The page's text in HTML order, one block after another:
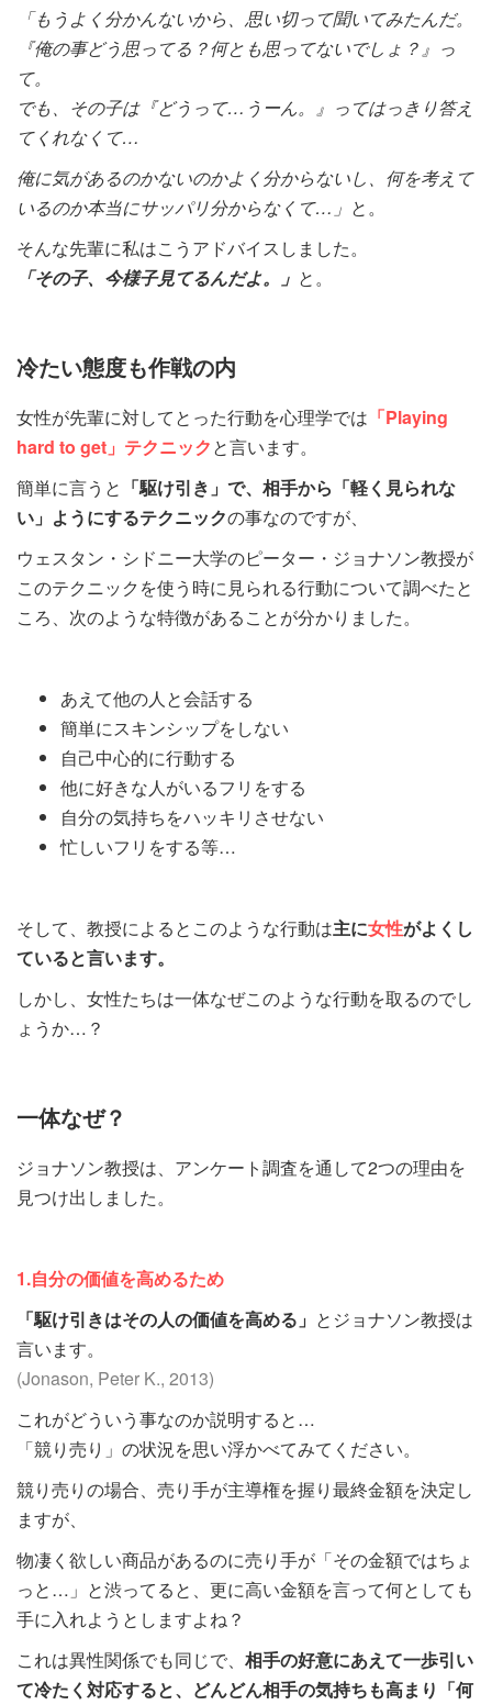
「もうよく分かんないから、思い切って聞いてみたんだ。
『俺の事どう思ってる？何とも思ってないでしょ？』っ
て。
でも、その子は『どうって…うーん。』ってはっきり答え
てくれなくて…
俺に気があるのかないのかよく分からないし、何を考えて
いるのか本当にサッパリ分からなくて…」 と。
そんな先輩に私はこうアドバイスしました。
「その子、今様子見てるんだよ。」 と。
冷たい態度も作戦の内
女性が先輩に対してとった行動を心理学では 「Playing
hard to get」テクニックと言います。
簡単に言うと 「駆け引き」で、相手から「軽く見られな
い」ようにするテクニックの事なのですが、
ウェスタン・シドニー大学のピーター・ジョナソン教授が
このテクニックを使う時に見られる行動について調べたと
ころ、次のような特徴があることが分かりました。
あえて他の人と会話する
簡単にスキンシップをしない
自己中心的に行動する
他に好きな人がいるフリをする
自分の気持ちをハッキリさせない
忙しいフリをする等…
そして、教授によるとこのような行動は主に女性がよくし
ていると言います。
しかし、女性たちは一体なぜこのような行動を取るのでし
ょうか…？
一体なぜ？
ジョナソン教授は、アンケート調査を通して2つの理由を
見つけ出しました。
1.自分の価値を高めるため
「駆け引きはその人の価値を高める」 とジョナソン教授は
言います。
(Jonason, Peter K., 2013)
これがどういう事なのか説明すると…
「競り売り」の状況を思い浮かべてみてください。
競り売りの場合、売り手が主導権を握り最終金額を決定し
ますが、
物凄く欲しい商品があるのに売り手が「その金額ではちょ
っと…」と渋ってると、更に高い金額を言って何としても
手に入れようとしますよね？
これは異性関係でも同じで、 相手の好意にあえて一歩引い
て冷たく対応すると、どんどん相手の気持ちも高まり「何